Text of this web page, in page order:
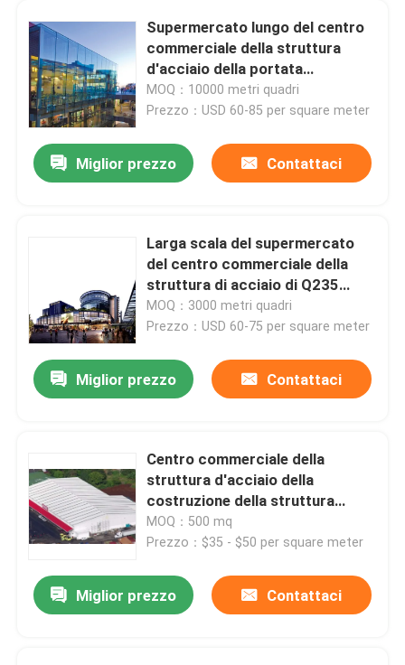
Supermercato lungo del centro
commerciale della struttura
d'acciaio della portata
ODM/dell'OEM
MOQ：10000 metri quadri
Prezzo：USD 60-85 per square meter
Miglior prezzo Contattaci
Larga scala del supermercato
del centro commerciale della
struttura di acciaio di Q235
Q355
MOQ：3000 metri quadri
Prezzo：USD 60-75 per square meter
Miglior prezzo Contattaci
Centro commerciale della
struttura d'acciaio della
costruzione della struttura
d'acciaio commerciale
dell'ufficio
MOQ：500 mq
Prezzo：$35 - $50 per square meter
Miglior prezzo Contattaci